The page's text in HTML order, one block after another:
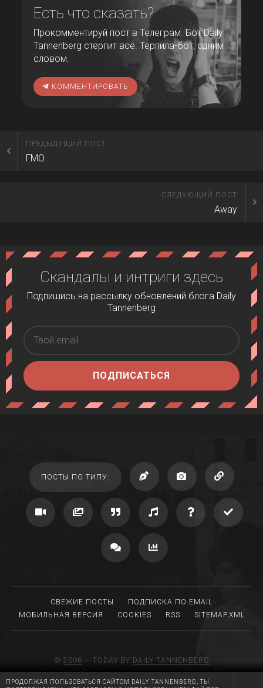
Есть что сказать?
Прокомментируй пост в Телеграм. Бот Daily
Tannenberg стерпит всё. Терпила-бот, одним
словом.
КОММЕНТИРОВАТЬ
ПРЕДЫДУЩИЙ ПОСТ
ГМО
СЛЕДУЮЩИЙ ПОСТ
Away
Скандалы и интриги здесь
Подпишись на рассылку обновлений блога Daily
Tannenberg
ПОДПИСАТЬСЯ
ПОСТЫ ПО ТИПУ:
СВЕЖИЕ ПОСТЫ
ПОДПИСКА ПО EMAIL
МОБИЛЬНАЯ ВЕРСИЯ
COOKIES RSS SITEMAP.XML
© 2006 — TODAY BY DAILY TANNENBERG
DRIVEN BY TUMBLR, MIGRATED TO WORDPRESS
MADE WITH LOVE AT RGB MEDIA
ПРОДОЛЖАЯ ПОЛЬЗОВАТЬСЯ САЙТОМ DAILY TANNENBERG, ТЫ